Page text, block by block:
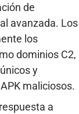
de
avanzada. Los
los
dominios C2,
y
maliciosos.
a